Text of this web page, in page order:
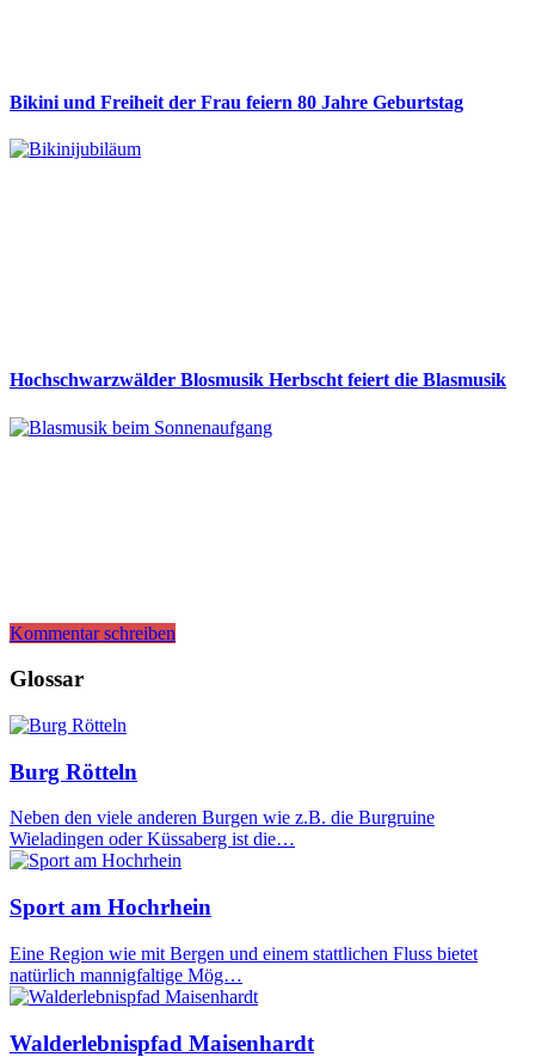
Bikini und Freiheit der Frau feiern 80 Jahre Geburtstag
Hochschwarzwälder Blosmusik Herbscht feiert die Blasmusik
Kommentar schreiben
Glossar
Burg Rötteln
Neben den viele anderen Burgen wie z.B. die Burgruine
Wieladingen oder Küssaberg ist die…
Sport am Hochrhein
Eine Region wie mit Bergen und einem stattlichen Fluss bietet
natürlich mannigfaltige Mög…
Walderlebnispfad Maisenhardt